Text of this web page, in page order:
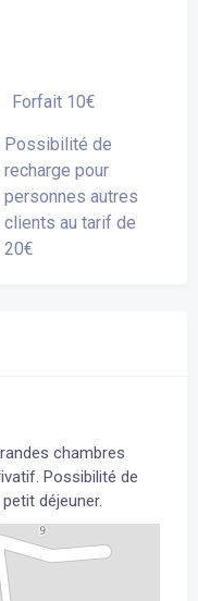
Forfait 10€
Possibilité de
recharge pour
personnes autres
clients au tarif de
20€
chambres
Possibilité de
déjeuner.